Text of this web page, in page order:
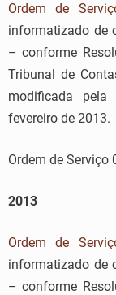
Ordem de
informatizado de
– conforme
Tribunal de
modificada
fevereiro de 2013.
Ordem de Serviço
2013
Ordem de
informatizado de
– conforme